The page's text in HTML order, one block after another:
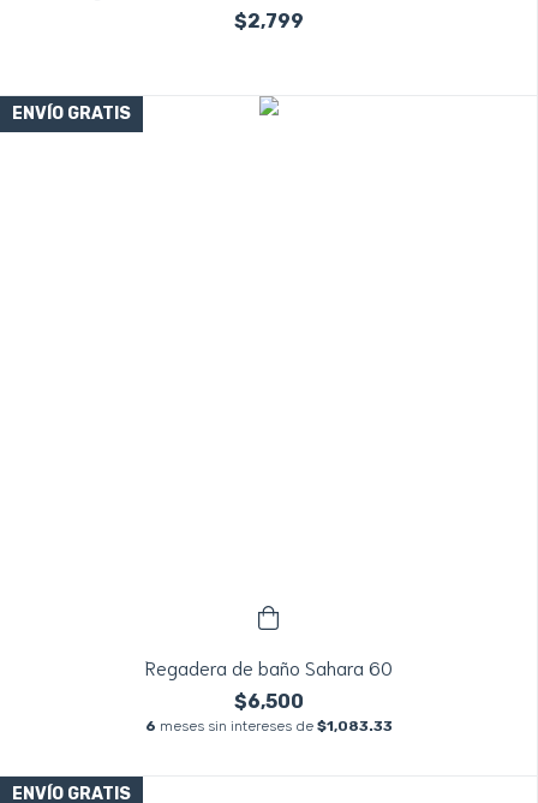
$2,799
ENVÍO GRATIS
Regadera de baño Sahara 60
$6,500
6 meses sin intereses de $1,083.33
ENVÍO GRATIS